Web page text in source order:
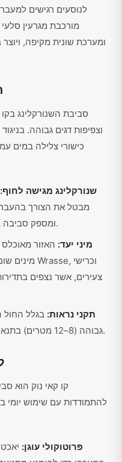
לנוסעים רגישים
מורכבת מגרעין
ומערכת שונית מקיפה,
סביבת השנורקלינג
וצפיפות דגים גבוהה.
כישורי צלילה במים
שנורקלינג מגישה לחוף:
מבטל את הצורך
ומספק סביבה בטוחה לילדים ושחיינים מתחילים.
מיני יעד: האזור מאוכלס
תקני נראות: בגלל החול
גבוהה (8–12 מטרים) בתנאי שאין גל משמעותי מערוץ המזרח.
קו קאי נוק הוא
להתמודדות עם שימוש יומי
פרוטוקולי עוגן: